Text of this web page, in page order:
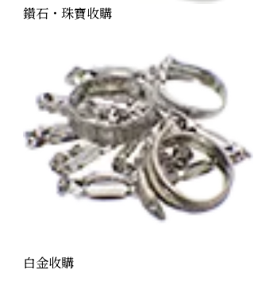
鑽石・珠寶收購
白金收購